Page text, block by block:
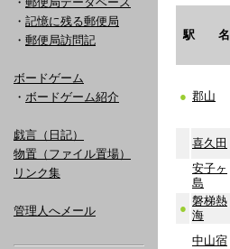
・ 記憶に残る郵便局
・ 郵便局訪問記
ボードゲーム
・ ボードゲーム紹介
戯言（日記）
物置（ファイル置場）
リンク集
管理人へメール
駅 名
● 郡山
喜久田
安子ヶ
島
●
磐梯熱
海
中山宿